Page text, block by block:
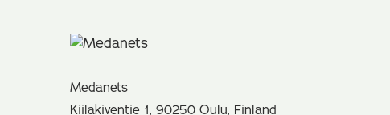
Medanets
Kiilakiventie 1, 90250 Oulu, Finland